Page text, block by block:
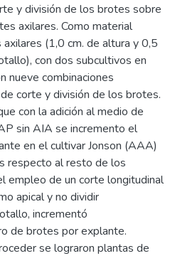
y división de los brotes sobre
axilares. Como material
(1,0 cm. de altura y 0,5
con dos subcultivos en
nueve combinaciones
corte y división de los brotes.
con la adición al medio de
sin AIA se incremento el
en el cultivar Jonson (AAA)
respecto al resto de los
empleo de un corte longitudinal
apical y no dividir
incrementó
de brotes por explante.
se lograron plantas de